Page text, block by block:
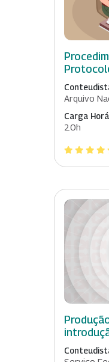
Arquivo
Carga
20h